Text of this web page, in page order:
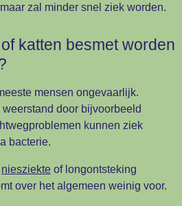
zal minder snel ziek worden.
katten besmet worden
mensen ongevaarlijk.
door bijvoorbeeld
kunnen ziek
bacterie.
niesziekte of longontsteking
over het algemeen weinig voor.